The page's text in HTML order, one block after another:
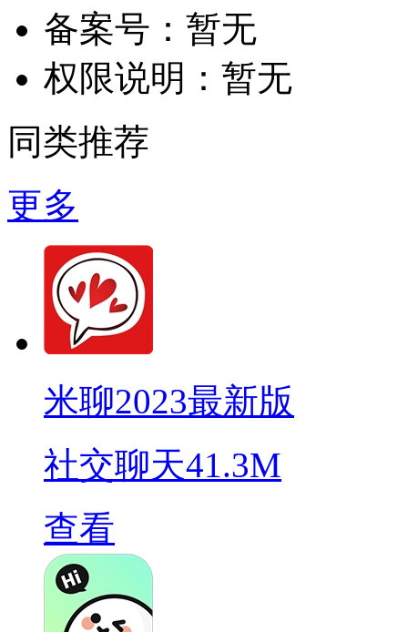
备案号： 暂无
权限说明： 暂无
同类推荐
更多
米聊2023最新版
社交聊天41.3M
查看